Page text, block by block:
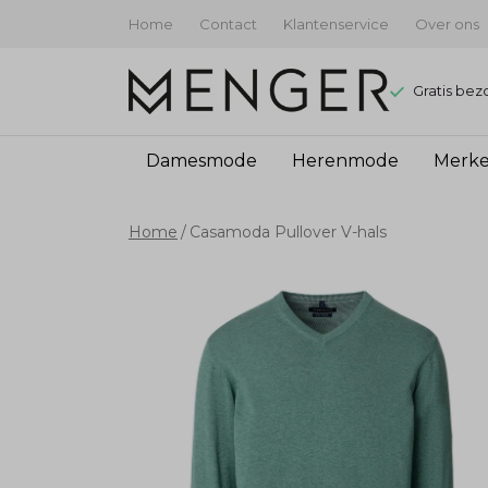
Home Contact Klantenservice Over ons
Gratis
Damesmode Herenmode
Casamoda
Pullover
Menger
Home Casamoda Pullover V-hals